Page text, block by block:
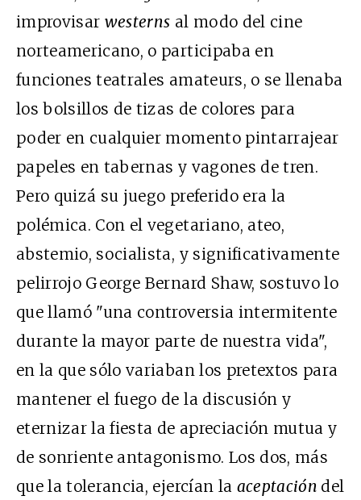
improvisar westerns al modo del cine
norteamericano, o participaba en
funciones teatrales amateurs, o se llenaba
los bolsillos de tizas de colores para
poder en cualquier momento pintarrajear
papeles en tabernas y vagones de tren.
Pero quizá su juego preferido era la
polémica. Con el vegetariano, ateo,
abstemio, socialista, y significativamente
pelirrojo George Bernard Shaw, sostuvo lo
que llamó "una controversia intermitente
durante la mayor parte de nuestra vida",
en la que sólo variaban los pretextos para
mantener el fuego de la discusión y
eternizar la fiesta de apreciación mutua y
de sonriente antagonismo. Los dos, más
que la tolerancia, ejercían la aceptación del